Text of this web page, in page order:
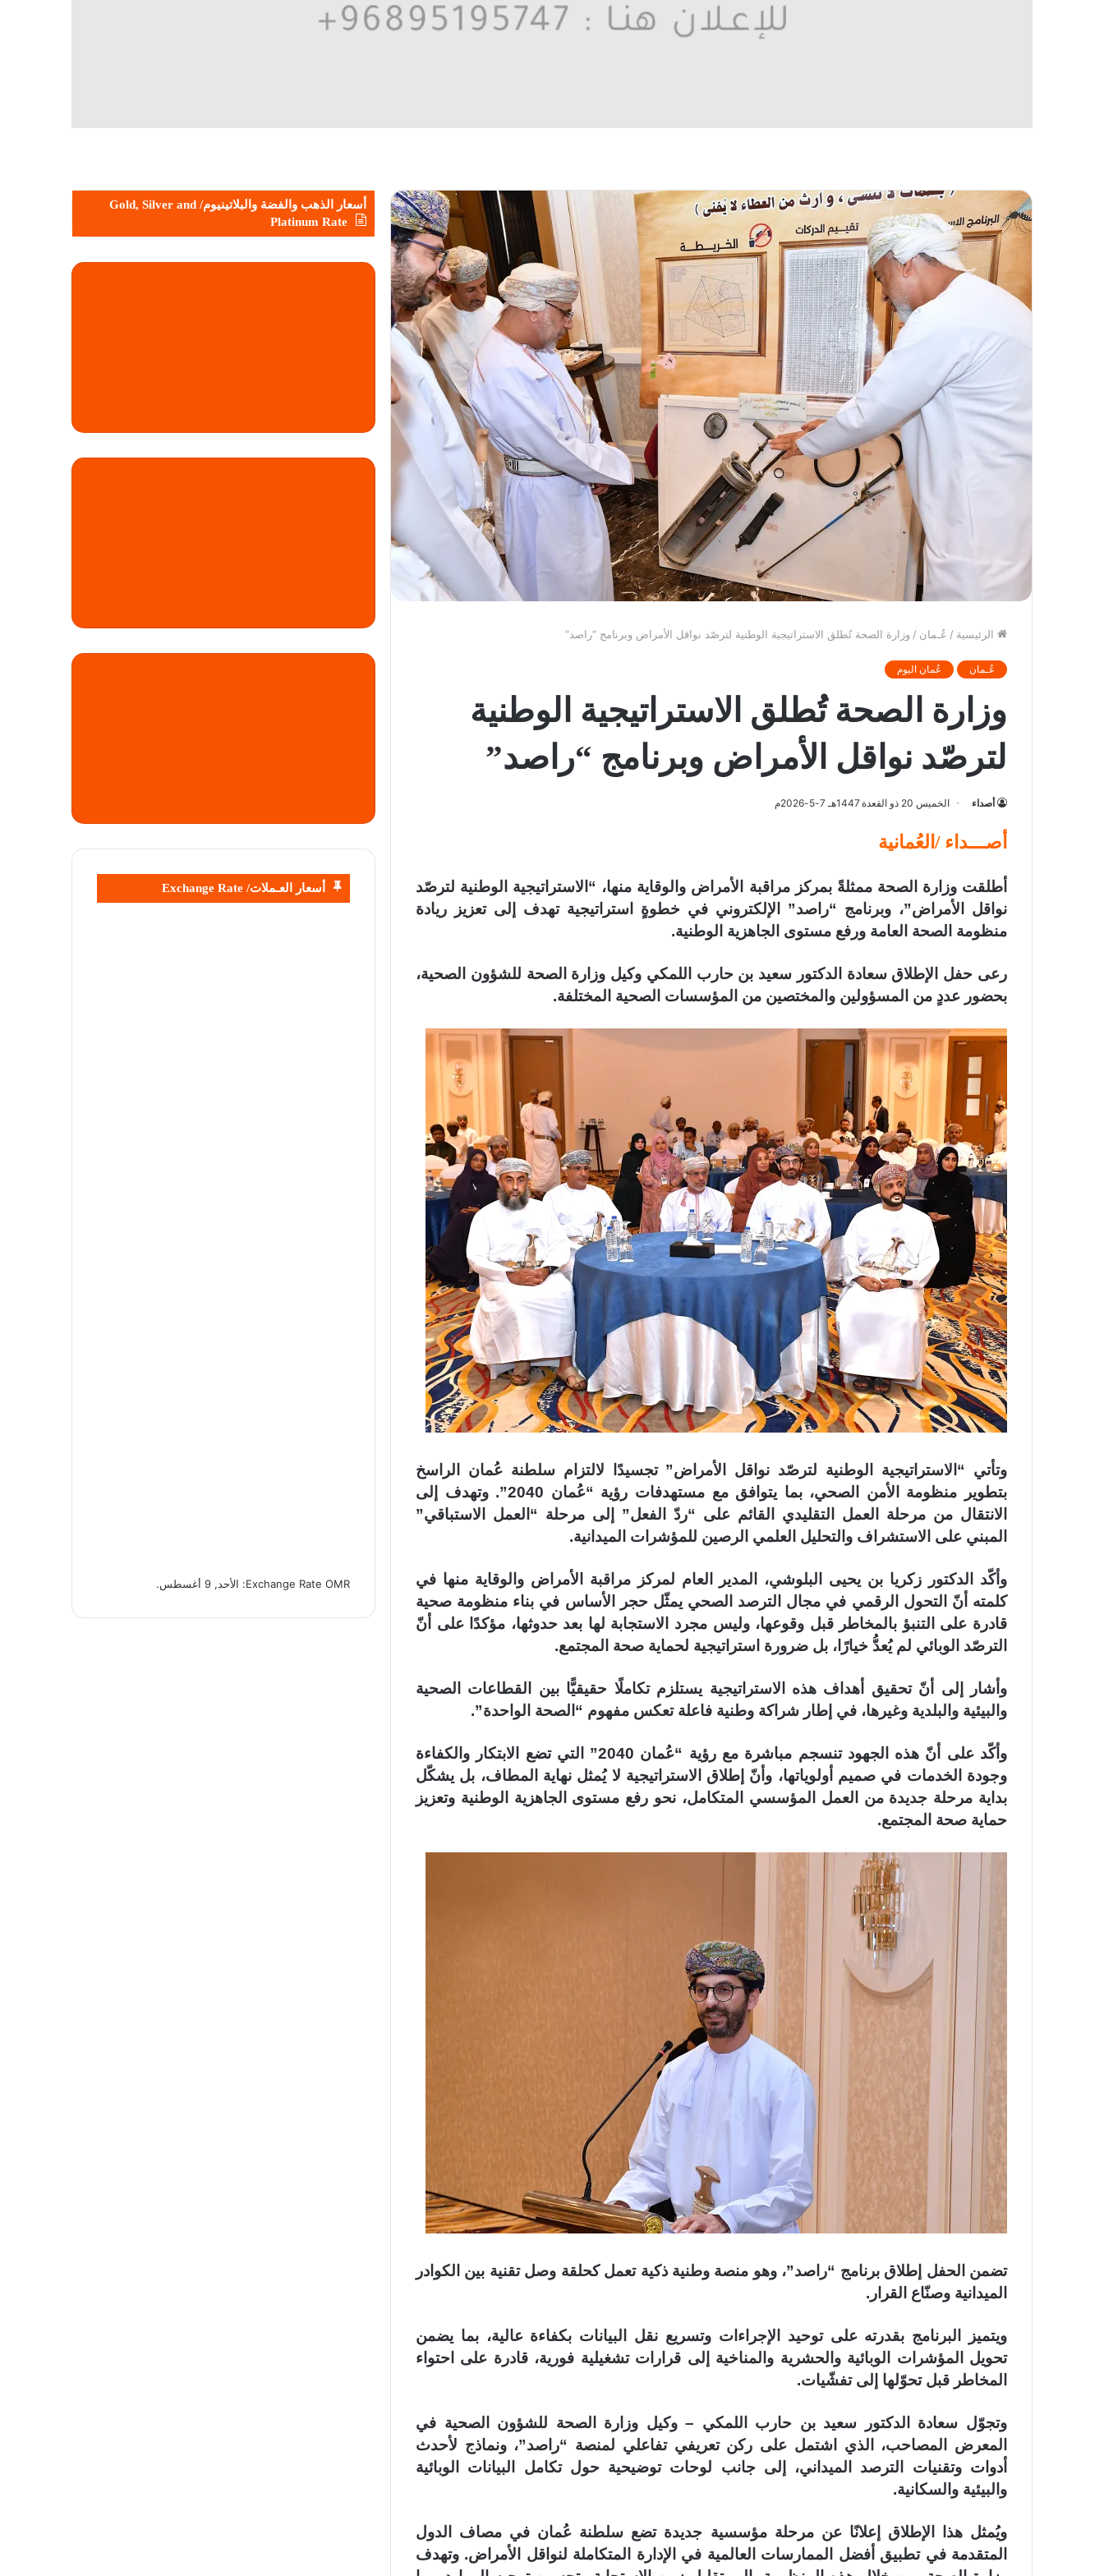
الرئيسية / عُـمان / وزارة الصحة تُطلق الاستراتيجية الوطنية لترصّد نواقل الأمراض وبرنامج “راصد”
عُـمان عُمان اليوم
وزارة الصحة تُطلق الاستراتيجية الوطنية
لترصّد نواقل الأمراض وبرنامج “راصد”
أصداء الخميس 20 ذو القعدة 1447هـ 7-5-2026م
أصـــداء /العُمانية
أطلقت وزارة الصحة ممثلةً بمركز مراقبة الأمراض والوقاية منها، “الاستراتيجية الوطنية لترصّد
نواقل الأمراض”، وبرنامج “راصد” الإلكتروني في خطوةٍ استراتيجية تهدف إلى تعزيز ريادة
منظومة الصحة العامة ورفع مستوى الجاهزية الوطنية.
رعى حفل الإطلاق سعادة الدكتور سعيد بن حارب اللمكي وكيل وزارة الصحة للشؤون الصحية،
بحضور عددٍ من المسؤولين والمختصين من المؤسسات الصحية المختلفة.
وتأتي “الاستراتيجية الوطنية لترصّد نواقل الأمراض” تجسيدًا لالتزام سلطنة عُمان الراسخ
بتطوير منظومة الأمن الصحي، بما يتوافق مع مستهدفات رؤية “عُمان 2040”. وتهدف إلى
الانتقال من مرحلة العمل التقليدي القائم على “ردّ الفعل” إلى مرحلة “العمل الاستباقي”
المبني على الاستشراف والتحليل العلمي الرصين للمؤشرات الميدانية.
وأكّد الدكتور زكريا بن يحيى البلوشي، المدير العام لمركز مراقبة الأمراض والوقاية منها في
كلمته أنّ التحول الرقمي في مجال الترصد الصحي يمثّل حجر الأساس في بناء منظومة صحية
قادرة على التنبؤ بالمخاطر قبل وقوعها، وليس مجرد الاستجابة لها بعد حدوثها، مؤكدًا على أنّ
الترصّد الوبائي لم يُعدُّ خيارًا، بل ضرورة استراتيجية لحماية صحة المجتمع.
وأشار إلى أنّ تحقيق أهداف هذه الاستراتيجية يستلزم تكاملًا حقيقيًّا بين القطاعات الصحية
والبيئية والبلدية وغيرها، في إطار شراكة وطنية فاعلة تعكس مفهوم “الصحة الواحدة”.
وأكّد على أنّ هذه الجهود تنسجم مباشرة مع رؤية “عُمان 2040” التي تضع الابتكار والكفاءة
وجودة الخدمات في صميم أولوياتها، وأنّ إطلاق الاستراتيجية لا يُمثل نهاية المطاف، بل يشكّل
بداية مرحلة جديدة من العمل المؤسسي المتكامل، نحو رفع مستوى الجاهزية الوطنية وتعزيز
حماية صحة المجتمع.
تضمن الحفل إطلاق برنامج “راصد”، وهو منصة وطنية ذكية تعمل كحلقة وصل تقنية بين الكوادر
الميدانية وصنّاع القرار.
ويتميز البرنامج بقدرته على توحيد الإجراءات وتسريع نقل البيانات بكفاءة عالية، بما يضمن
تحويل المؤشرات الوبائية والحشرية والمناخية إلى قرارات تشغيلية فورية، قادرة على احتواء
المخاطر قبل تحوّلها إلى تفشّيات.
وتجوّل سعادة الدكتور سعيد بن حارب اللمكي – وكيل وزارة الصحة للشؤون الصحية في
المعرض المصاحب، الذي اشتمل على ركن تعريفي تفاعلي لمنصة “راصد”، ونماذج لأحدث
أدوات وتقنيات الترصد الميداني، إلى جانب لوحات توضيحية حول تكامل البيانات الوبائية
والبيئية والسكانية.
ويُمثل هذا الإطلاق إعلانًا عن مرحلة مؤسسية جديدة تضع سلطنة عُمان في مصاف الدول
المتقدمة في تطبيق أفضل الممارسات العالمية في الإدارة المتكاملة لنواقل الأمراض. وتهدف
أسعار الذهب والفضة والبلاتينيوم/ Gold, Silver and
Platinum Rate
أسعار العـملات/ Exchange Rate
Exchange Rate OMR : الأحد, 9 أغسطس.